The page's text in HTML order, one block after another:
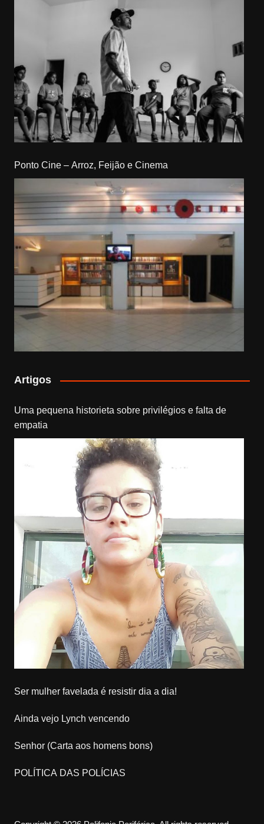
Ponto Cine – Arroz, Feijão e Cinema
Artigos
Uma pequena historieta sobre privilégios e falta de
empatia
Ser mulher favelada é resistir dia a dia!
Ainda vejo Lynch vencendo
Senhor (Carta aos homens bons)
POLÍTICA DAS POLÍCIAS